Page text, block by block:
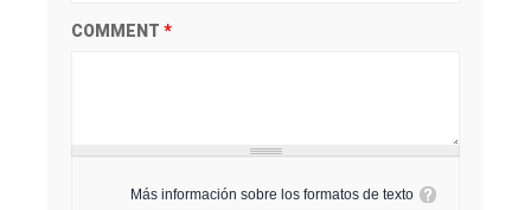
COMMENT *
Más información sobre los formatos de texto